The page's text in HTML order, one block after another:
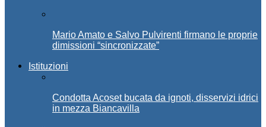
Mario Amato e Salvo Pulvirenti firmano le proprie
dimissioni “sincronizzate”
Istituzioni
Condotta Acoset bucata da ignoti, disservizi idrici
in mezza Biancavilla